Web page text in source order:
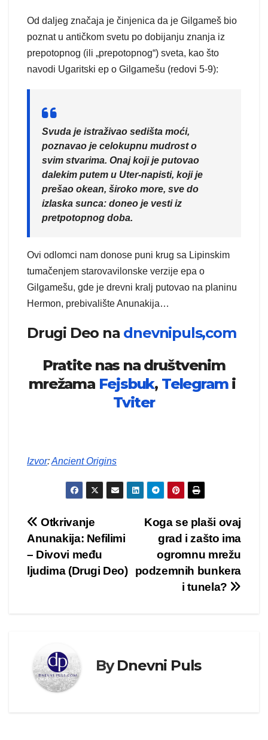
Od daljeg značaja je činjenica da je Gilgameš bio
poznat u antičkom svetu po dobijanju znanja iz
prepotopnog (ili „prepotopnog“) sveta, kao što
navodi Ugaritski ep o Gilgamešu (redovi 5-9):
Svuda je istraživao sedišta moći,
poznavao je celokupnu mudrost o
svim stvarima. Onaj koji je putovao
dalekim putem u Uter-napisti, koji je
prešao okean, široko more, sve do
izlaska sunca: doneo je vesti iz
pretpotopnog doba.
Ovi odlomci nam donose puni krug sa Lipinskim
tumačenjem starovavilonske verzije epa o
Gilgamešu, gde je drevni kralj putovao na planinu
Hermon, prebivalište Anunakija…
Drugi Deo na dnevnipuls,com
Pratite nas na društvenim
mrežama Fejsbuk, Telegrami
Tviter
Izvor:Ancient Origins
Kretanje
članka
Koga se plaši ovaj
grad i zašto ima
ogromnu mrežu
podzemnih bunkera
i tunela?
Otkrivanje
Anunakija: Nefilimi
– Divovi među
ljudima (Drugi Deo)
ByDnevni Puls